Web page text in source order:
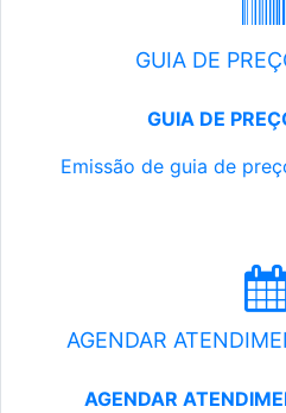
GUIA DE
GUIA DE
Emissão de guia de
AGENDAR
AGENDAR